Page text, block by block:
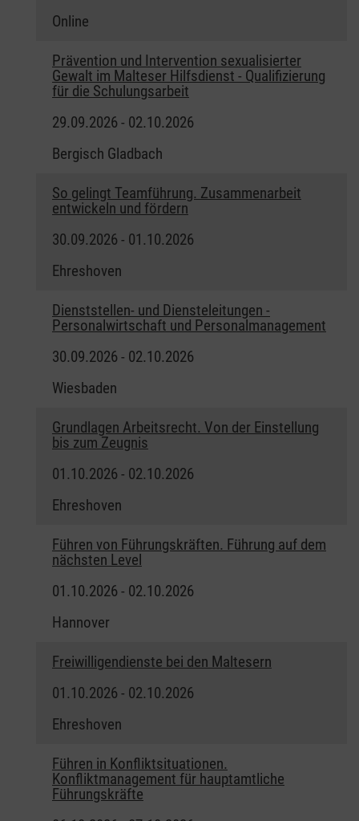
Online
Prävention und Intervention sexualisierter
Gewalt im Malteser Hilfsdienst - Qualifizierung
für die Schulungsarbeit
29.09.2026 - 02.10.2026
Bergisch Gladbach
So gelingt Teamführung. Zusammenarbeit
entwickeln und fördern
30.09.2026 - 01.10.2026
Ehreshoven
Dienststellen- und Diensteleitungen -
Personalwirtschaft und Personalmanagement
30.09.2026 - 02.10.2026
Wiesbaden
Grundlagen Arbeitsrecht. Von der Einstellung
bis zum Zeugnis
01.10.2026 - 02.10.2026
Ehreshoven
Führen von Führungskräften. Führung auf dem
nächsten Level
01.10.2026 - 02.10.2026
Hannover
Freiwilligendienste bei den Maltesern
01.10.2026 - 02.10.2026
Ehreshoven
Führen in Konfliktsituationen.
Konfliktmanagement für hauptamtliche
Führungskräfte